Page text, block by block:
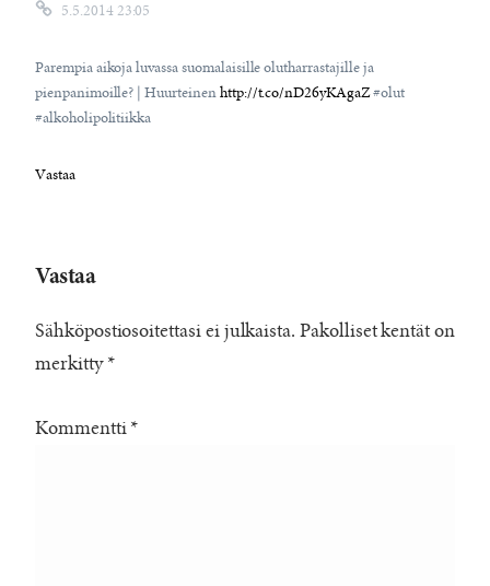
5.5.2014 23:05
Parempia aikoja luvassa suomalaisille olutharrastajille ja
pienpanimoille? | Huurteinenhttp://t.co/nD26yKAgaZ#olut
#alkoholipolitiikka
Vastaa
Vastaa
Sähköpostiosoitettasi ei julkaista. Pakolliset kentät on
merkitty *
Kommentti *